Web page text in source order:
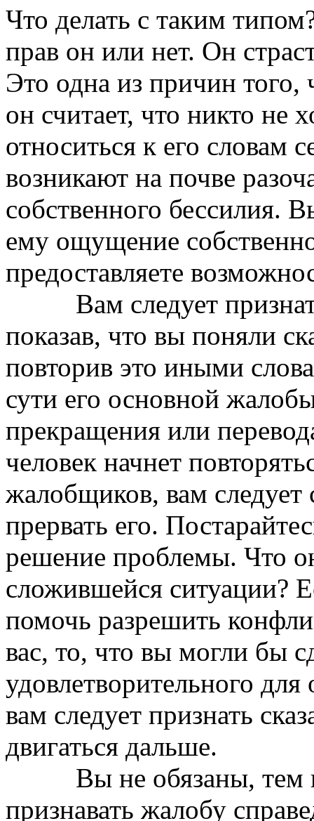
Что делать с таким
прав он или нет. Он
Это одна из причин
он считает, что никто не
относиться к его словам
возникают на почве
собственного бессилия.
ему ощущение
предоставляете
Вам следует признать
показав, что вы поняли
повторив это иными
сути его основной
прекращения или
человек начнет
жалобщиков, вам
прервать его.
решение проблемы. Что
сложившейся ситуации?
помочь разрешить
вас, то, что вы могли бы
удовлетворительного
вам следует признать
двигаться дальше.
Вы не обязаны, тем не
признавать жалобу